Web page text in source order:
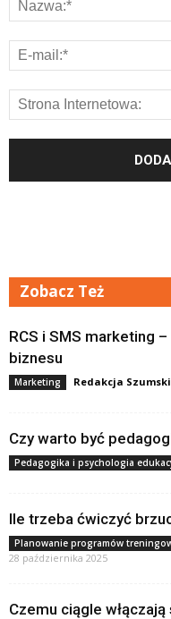
Zobacz Też
RCS i SMS marketing
biznesu
Marketing Redakcja
Czy warto być
Pedagogika i psychologia
Ile trzeba ćwiczyć
Planowanie programów
28 października 2025
Czemu ciągle